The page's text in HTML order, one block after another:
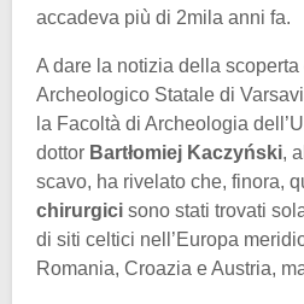
accadeva più di 2mila anni fa.
A dare la notizia della
Archeologico Statale di
la Facoltà di Archeologia
dottor Bartłomiej Kaczyński,
scavo, ha rivelato che, finora,
chirurgici sono stati trovati
di siti celtici nell’Europa
Romania, Croazia e Austria,